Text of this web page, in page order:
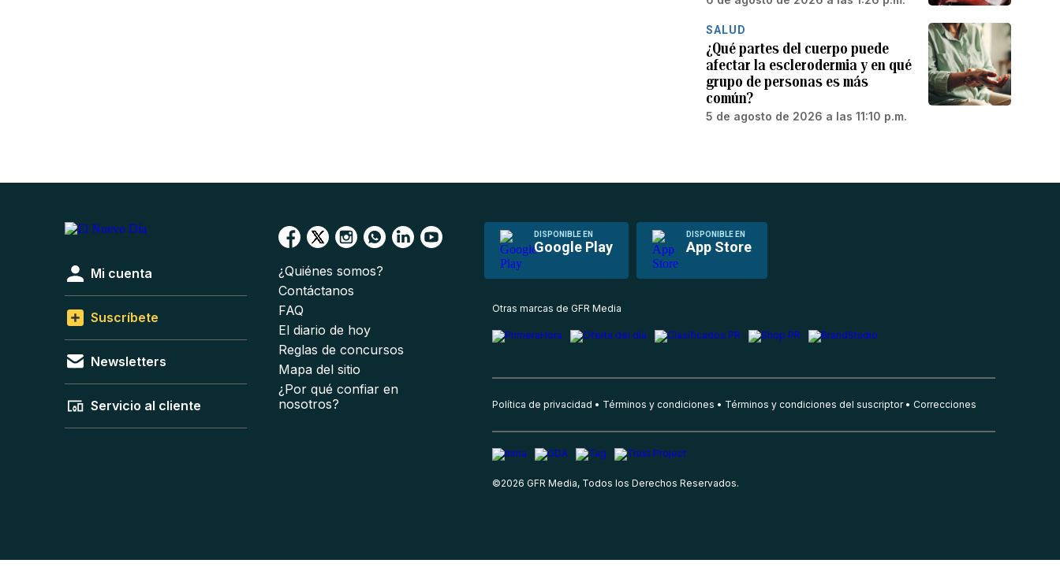
SALUD
¿Qué partes del cuerpo puede
afectar la esclerodermia y en qué
grupo de personas es más
común?
5 de agosto de 2026 a las 11:10 p.m.
DISPONIBLE EN
Google Play
DISPONIBLE EN
App Store
Mi cuenta
Suscríbete
Newsletters
Servicio al cliente
¿Quiénes somos?
Contáctanos
FAQ
El diario de hoy
Reglas de concursos
Mapa del sitio
¿Por qué confiar en
nosotros?
Otras marcas de GFR Media
Política de privacidad Términos y condiciones Términos y condiciones del suscriptor Correcciones
©2026 GFR Media, Todos los Derechos Reservados.